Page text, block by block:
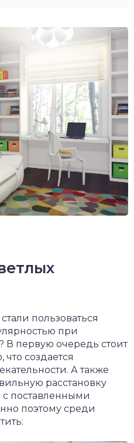
пользоваться
при
первую очередь стоит
создается
А также
расстановку
с поставленными
поэтому среди